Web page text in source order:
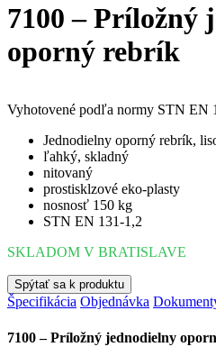
7100 – Príložný
oporný rebrík
Vyhotovené podľa normy STN EN
Jednodielny oporný rebrík,
ľahký, skladný
nitovaný
prostisklzové eko-plasty
nosnosť 150 kg
STN EN 131-1,2
SKLADOM V BRATISLAVE
Spýtať sa k produktu
Špecifikácia Objednávka
7100 – Príložný jednodielny